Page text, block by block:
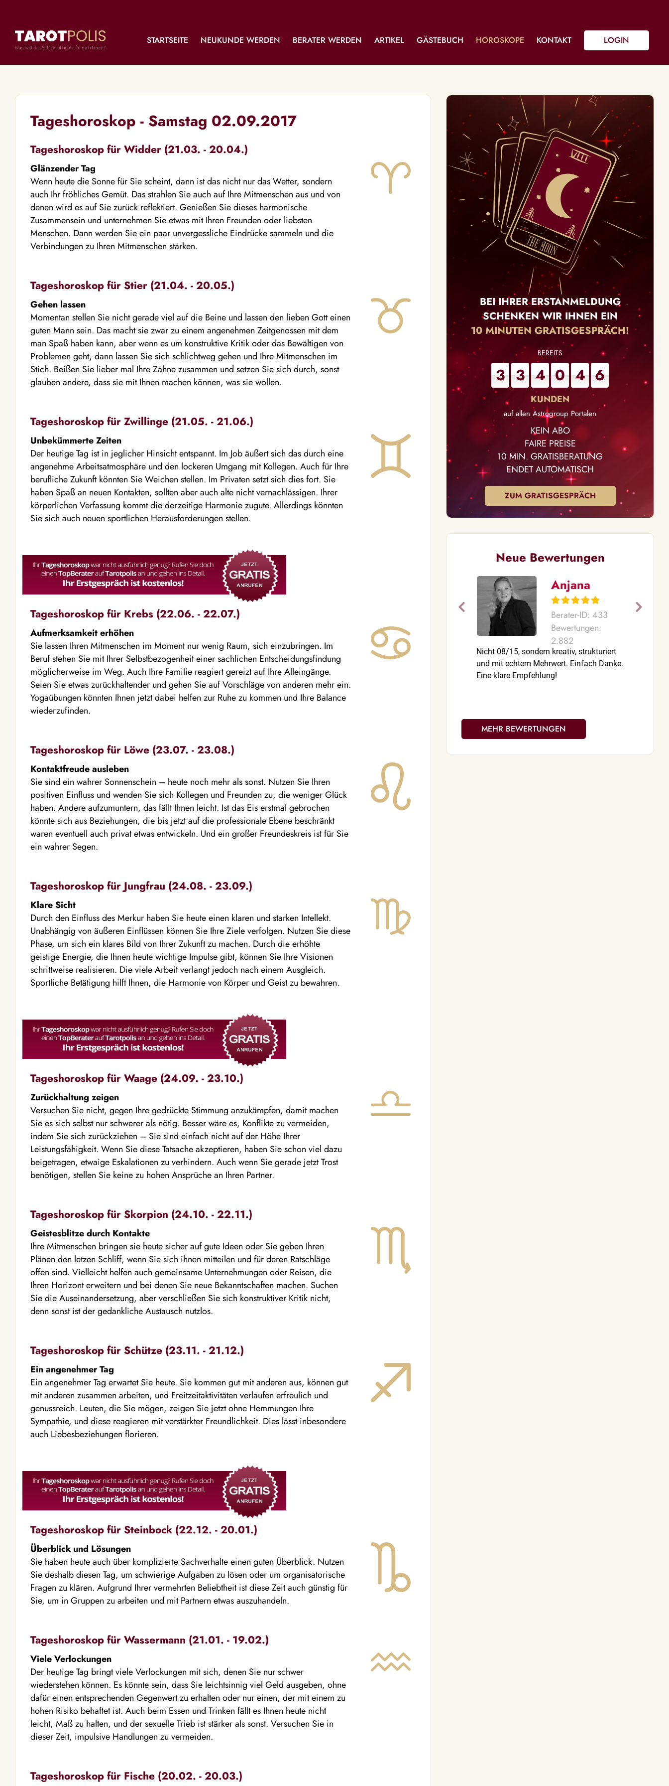
STARTSEITE NEUKUNDE WERDEN BERATER WERDEN ARTIKEL GÄSTEBUCH HOROSKOPE KONTAKT LOGIN
Tageshoroskop - Samstag 02.09.2017
Tageshoroskop für Widder (21.03. - 20.04.)
Glänzender Tag
Wenn heute die Sonne für Sie scheint, dann ist das nicht nur das Wetter, sondern
auch Ihr fröhliches Gemüt. Das strahlen Sie auch auf Ihre Mitmenschen aus und von
denen wird es auf Sie zurück reflektiert. Genießen Sie dieses harmonische
Zusammensein und unternehmen Sie etwas mit Ihren Freunden oder liebsten
Menschen. Dann werden Sie ein paar unvergessliche Eindrücke sammeln und die
Verbindungen zu Ihren Mitmenschen stärken.
Tageshoroskop für Stier (21.04. - 20.05.)
Gehen lassen
Momentan stellen Sie nicht gerade viel auf die Beine und lassen den lieben Gott einen
guten Mann sein. Das macht sie zwar zu einem angenehmen Zeitgenossen mit dem
man Spaß haben kann, aber wenn es um konstruktive Kritik oder das Bewältigen von
Problemen geht, dann lassen Sie sich schlichtweg gehen und Ihre Mitmenschen im
Stich. Beißen Sie lieber mal Ihre Zähne zusammen und setzen Sie sich durch, sonst
glauben andere, dass sie mit Ihnen machen können, was sie wollen.
Tageshoroskop für Zwillinge (21.05. - 21.06.)
Unbekümmerte Zeiten
Der heutige Tag ist in jeglicher Hinsicht entspannt. Im Job äußert sich das durch eine
angenehme Arbeitsatmosphäre und den lockeren Umgang mit Kollegen. Auch für Ihre
berufliche Zukunft könnten Sie Weichen stellen. Im Privaten setzt sich dies fort. Sie
haben Spaß an neuen Kontakten, sollten aber auch alte nicht vernachlässigen. Ihrer
körperlichen Verfassung kommt die derzeitige Harmonie zugute. Allerdings könnten
Sie sich auch neuen sportlichen Herausforderungen stellen.
Tageshoroskop für Krebs (22.06. - 22.07.)
Aufmerksamkeit erhöhen
Sie lassen Ihren Mitmenschen im Moment nur wenig Raum, sich einzubringen. Im
Beruf stehen Sie mit Ihrer Selbstbezogenheit einer sachlichen Entscheidungsfindung
möglicherweise im Weg. Auch Ihre Familie reagiert gereizt auf Ihre Alleingänge.
Seien Sie etwas zurückhaltender und gehen Sie auf Vorschläge von anderen mehr ein.
Yogaübungen könnten Ihnen jetzt dabei helfen zur Ruhe zu kommen und Ihre Balance
wiederzufinden.
Tageshoroskop für Löwe (23.07. - 23.08.)
Kontaktfreude ausleben
Sie sind ein wahrer Sonnenschein – heute noch mehr als sonst. Nutzen Sie Ihren
positiven Einfluss und wenden Sie sich Kollegen und Freunden zu, die weniger Glück
haben. Andere aufzumuntern, das fällt Ihnen leicht. Ist das Eis erstmal gebrochen
könnte sich aus Beziehungen, die bis jetzt auf die professionale Ebene beschränkt
waren eventuell auch privat etwas entwickeln. Und ein großer Freundeskreis ist für Sie
ein wahrer Segen.
Tageshoroskop für Jungfrau (24.08. - 23.09.)
Klare Sicht
Durch den Einfluss des Merkur haben Sie heute einen klaren und starken Intellekt.
Unabhängig von äußeren Einflüssen können Sie Ihre Ziele verfolgen. Nutzen Sie diese
Phase, um sich ein klares Bild von Ihrer Zukunft zu machen. Durch die erhöhte
geistige Energie, die Ihnen heute wichtige Impulse gibt, können Sie Ihre Visionen
schrittweise realisieren. Die viele Arbeit verlangt jedoch nach einem Ausgleich.
Sportliche Betätigung hilft Ihnen, die Harmonie von Körper und Geist zu bewahren.
Tageshoroskop für Waage (24.09. - 23.10.)
Zurückhaltung zeigen
Versuchen Sie nicht, gegen Ihre gedrückte Stimmung anzukämpfen, damit machen
Sie es sich selbst nur schwerer als nötig. Besser wäre es, Konflikte zu vermeiden,
indem Sie sich zurückziehen – Sie sind einfach nicht auf der Höhe Ihrer
Leistungsfähigkeit. Wenn Sie diese Tatsache akzeptieren, haben Sie schon viel dazu
beigetragen, etwaige Eskalationen zu verhindern. Auch wenn Sie gerade jetzt Trost
benötigen, stellen Sie keine zu hohen Ansprüche an Ihren Partner.
Tageshoroskop für Skorpion (24.10. - 22.11.)
Geistesblitze durch Kontakte
Ihre Mitmenschen bringen sie heute sicher auf gute Ideen oder Sie geben Ihren
Plänen den letzen Schliff, wenn Sie sich ihnen mitteilen und für deren Ratschläge
offen sind. Vielleicht helfen auch gemeinsame Unternehmungen oder Reisen, die
Ihren Horizont erweitern und bei denen Sie neue Bekanntschaften machen. Suchen
Sie die Auseinandersetzung, aber verschließen Sie sich konstruktiver Kritik nicht,
denn sonst ist der gedankliche Austausch nutzlos.
Tageshoroskop für Schütze (23.11. - 21.12.)
Ein angenehmer Tag
Ein angenehmer Tag erwartet Sie heute. Sie kommen gut mit anderen aus, können gut
mit anderen zusammen arbeiten, und Freitzeitaktivitäten verlaufen erfreulich und
genussreich. Leuten, die Sie mögen, zeigen Sie jetzt ohne Hemmungen Ihre
Sympathie, und diese reagieren mit verstärkter Freundlichkeit. Dies lässt inbesondere
auch Liebesbeziehungen florieren.
Tageshoroskop für Steinbock (22.12. - 20.01.)
Überblick und Lösungen
Sie haben heute auch über komplizierte Sachverhalte einen guten Überblick. Nutzen
Sie deshalb diesen Tag, um schwierige Aufgaben zu lösen oder um organisatorische
Fragen zu klären. Aufgrund Ihrer vermehrten Beliebtheit ist diese Zeit auch günstig für
Sie, um in Gruppen zu arbeiten und mit Partnern etwas auszuhandeln.
Tageshoroskop für Wassermann (21.01. - 19.02.)
Viele Verlockungen
Der heutige Tag bringt viele Verlockungen mit sich, denen Sie nur schwer
wiederstehen können. Es könnte sein, dass Sie leichtsinnig viel Geld ausgeben, ohne
dafür einen entsprechenden Gegenwert zu erhalten oder nur einen, der mit einem zu
hohen Risiko behaftet ist. Auch beim Essen und Trinken fällt es Ihnen heute nicht
leicht, Maß zu halten, und der sexuelle Trieb ist stärker als sonst. Versuchen Sie in
dieser Zeit, impulsive Handlungen zu vermeiden.
Tageshoroskop für Fische (20.02. - 20.03.)
BEI IHRER ERSTANMELDUNG
SCHENKEN WIR IHNEN EIN
10 MINUTEN GRATISGESPRÄCH!
3 3 4 0 4 6
auf allen Astrogroup Portalen
KEIN ABO
FAIRE PREISE
10 MIN. GRATISBERATUNG
ENDET AUTOMATISCH
ZUM GRATISGESPRÄCH
Neue Bewertungen
Anjana
Berater-ID: 433
Bewertungen:
2.882
Nicht 08/15, sondern kreativ, strukturiert
und mit echtem Mehrwert. Einfach Danke.
Eine klare Empfehlung!
MEHR BEWERTUNGEN